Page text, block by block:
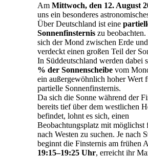
Am Mittwoch, den 12. August
uns ein besonderes
Über Deutschland ist eine
Sonnenfinsterniszu beobachten.
sich der Mond zwischen Erde
verdeckt einen großen Teil der
In Süddeutschland werden dabei
% der Sonnenscheibevom
ein außergewöhnlich hoher Wert
partielle Sonnenfinsternis.
Da sich die Sonne während der
bereits tief über dem westlichen
befindet, lohnt es sich, einen
Beobachtungsplatz mit möglichst
nach Westen zu suchen. Je nach
beginnt die Finsternis am frühen
19:15–19:25 Uhr, erreicht ihr